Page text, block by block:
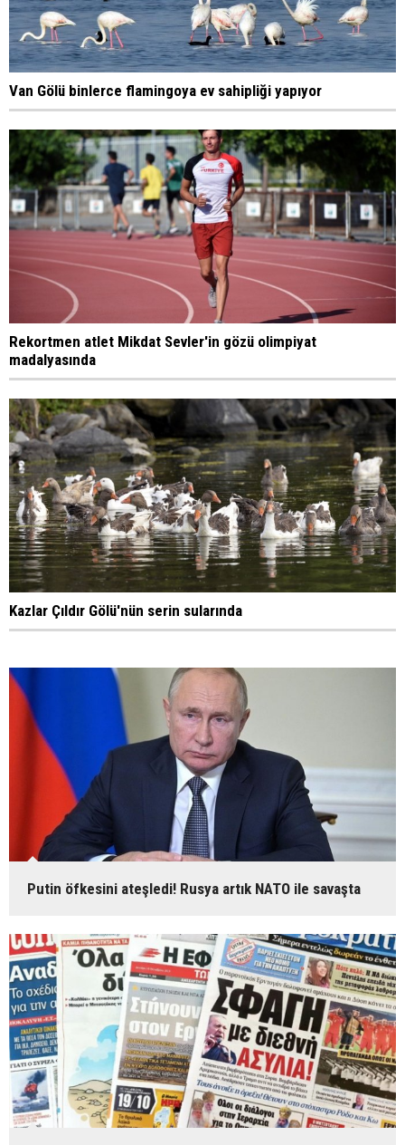
Van Gölü binlerce flamingoya ev sahipliği yapıyor
Rekortmen atlet Mikdat Sevler'in gözü olimpiyat
madalyasında
Kazlar Çıldır Gölü'nün serin sularında
Putin öfkesini ateşledi! Rusya artık NATO ile savaşta